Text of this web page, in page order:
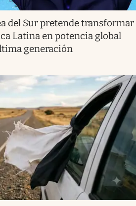
del Sur pretende transformar
Latina en potencia global
generación